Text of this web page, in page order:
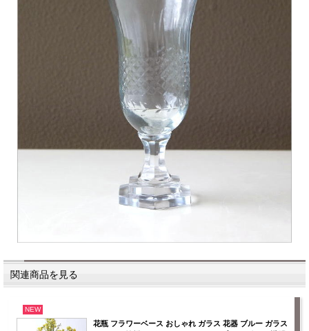
関連商品を見る
NEW
花瓶 フラワーベース おしゃれ ガラス 花器 ブルー ガラス